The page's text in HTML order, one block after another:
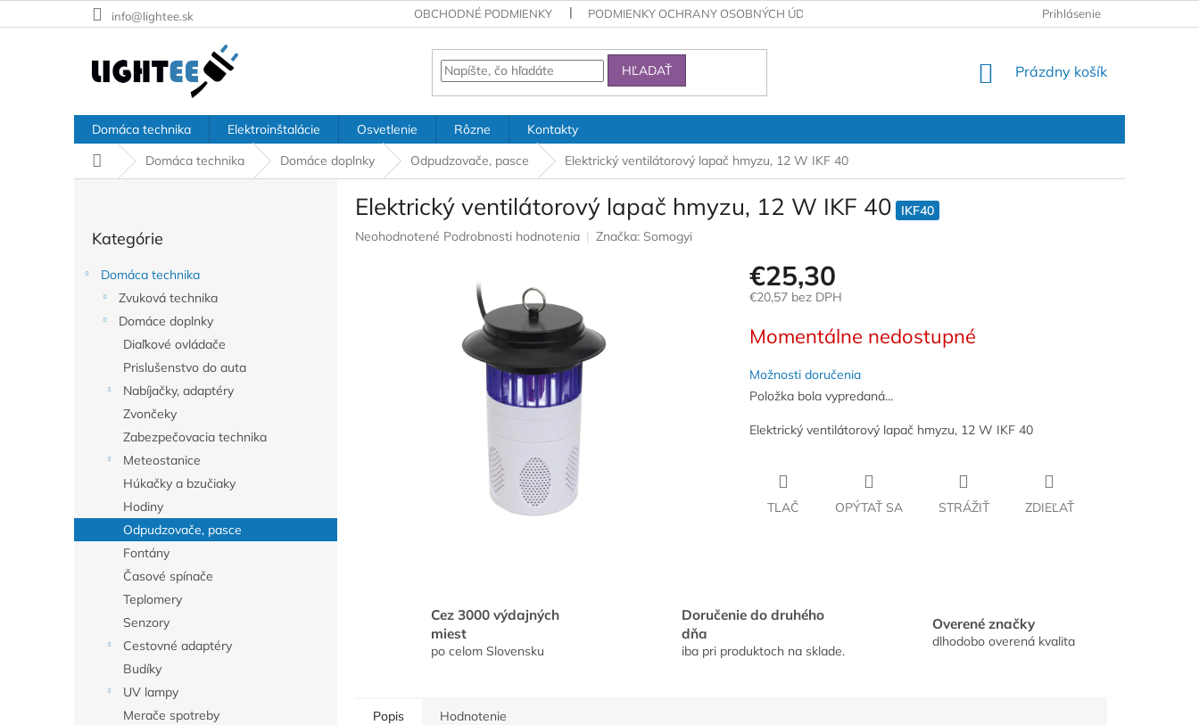
na
info@lightee.sk OBCHODNÉ PODMIENKY PODMIENKY OCHRANY OSOBNÝCH ÚDAJOV Prihlásenie
HĽADAŤ
NÁKUPNÝ
Prázdny košík
Domáca technika Elektroinštalácie Osvetlenie Rôzne
Kontakty
DomovDomáca technika Domáce doplnky Odpudzovače, pasce Elektrický ventilátorový lapač hmyzu, 12 W IKF 40
kategórie
Kategórie
Domáca technika
Zvuková technika
Domáce doplnky
Diaľkové ovládače
Prislušenstvo do auta
Nabíjačky, adaptéry
Zvončeky
Zabezpečovacia technika
Meteostanice
Húkačky a bzučiaky
Hodiny
Odpudzovače, pasce
Fontány
Časové spínače
Teplomery
Senzory
Cestovné adaptéry
Budíky
UV lampy
Merače spotreby
Elektrický ventilátorový lapač hmyzu, 12 W IKF 40
IKF40
Priemerné
Neohodnotené Podrobnosti hodnotenia Značka: Somogyi
€25,30
€20,57 bez DPH
cena:
Momentálne nedostupné
Možnosti doručenia
Položka bola vypredaná…
Elektrický ventilátorový lapač hmyzu, 12 W IKF 40
TLAČ OPÝTAŤ SA STRÁŽIŤ ZDIEĽAŤ
Cez 3000 výdajných
miest
po celom Slovensku
Doručenie do druhého
dňa
iba pri produktoch na sklade.
Overené značky
dlhodobo overená kvalita
Popis Hodnotenie